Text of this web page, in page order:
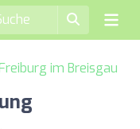
im Breisgau